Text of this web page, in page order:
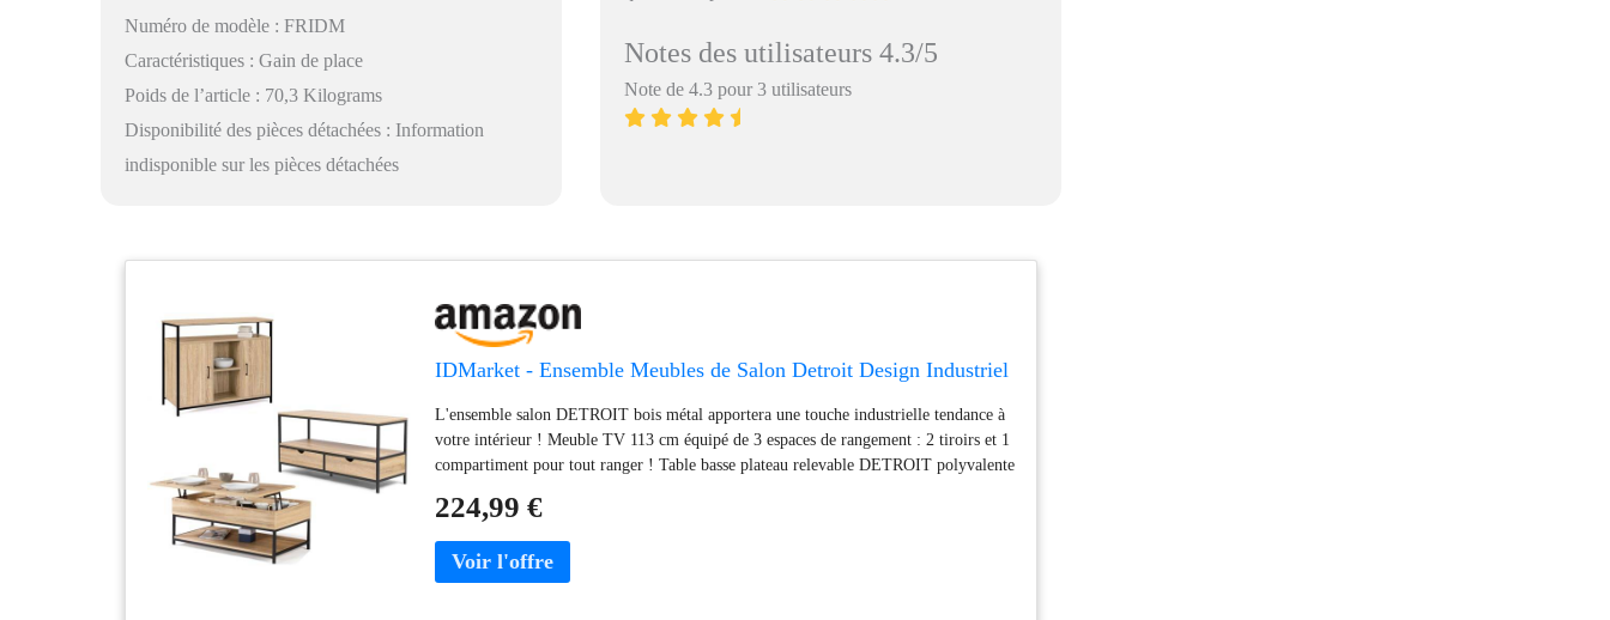
Numéro de modèle : FRIDM
Caractéristiques : Gain de place
Poids de l’article : 70,3 Kilograms
Disponibilité des pièces détachées : Information
indisponible sur les pièces détachées
Notes des utilisateurs 4.3/5
Note de 4.3 pour 3 utilisateurs
IDMarket - Ensemble Meubles de Salon Detroit Design Industriel
L'ensemble salon DETROIT bois métal apportera une touche industrielle tendance à
votre intérieur ! Meuble TV 113 cm équipé de 3 espaces de rangement : 2 tiroirs et 1
compartiment pour tout ranger ! Table basse plateau relevable DETROIT polyvalente
étagères pour ranger et exposer vos plus beaux objets ! Dimensions : Meuble TV
113x40x55 cm - Table basse 100x55x40,5/55 cm - Buffet 100x30x81 cm
224,99 €